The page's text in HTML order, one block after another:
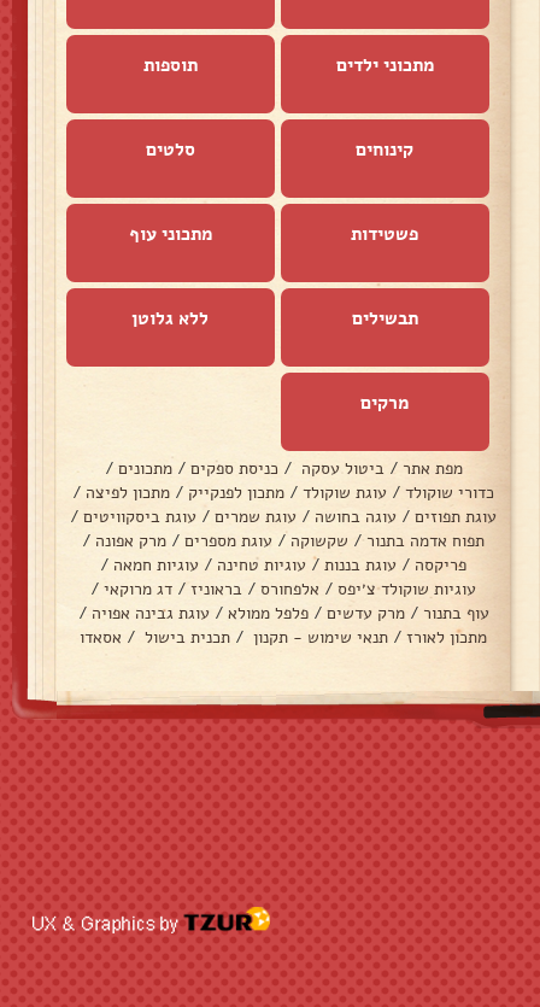
מתכוני ילדים תוספות
קינוחים סלטים
פשטידות מתכוני עוף
תבשילים ללא גלוטן
מרקים
מפת אתר / ביטול עסקה / כניסת ספקים / מתכונים /
כדורי שוקולד / עוגת שוקולד / מתכון לפנקייק / מתכון לפיצה /
עוגת תפוזים / עוגה בחושה / עוגת שמרים / עוגת ביסקוויטים /
תפוח אדמה בתנור/ שקשוקה / עוגת מספרים / מרק אפונה /
פריקסה / עוגת בננות / עוגיות טחינה / עוגיות חמאה /
עוגיות שוקולד צ׳יפס / אלפחורס / בראוניז / דג מרוקאי /
עוף בתנור / מרק עדשים / פלפל ממולא / עוגת גבינה אפויה /
מתכון לאורז / תנאי שימוש - תקנון / תכנית בישול / אסאדו